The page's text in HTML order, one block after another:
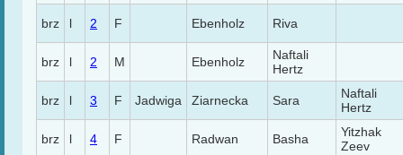
brz l 2 F Ebenholz Riva
brz l 2 M Ebenholz
Naftali
Hertz
brz l 3 F Jadwiga Ziarnecka Sara
Naftali
Hertz
brz l 4 F Radwan Basha
Yitzhak
Zeev